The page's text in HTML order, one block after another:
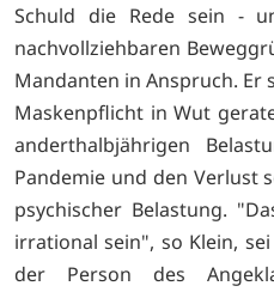
Schuld die Rede sein -
nachvollziehbaren
Mandanten in Anspruch. Er
Maskenpflicht in Wut
anderthalbjährigen
Pandemie und den Verlust
psychischer Belastung.
irrational sein", so Klein,
der Person des